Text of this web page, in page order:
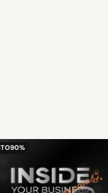
90%
original
era:
$90.
actual
es:
$9.